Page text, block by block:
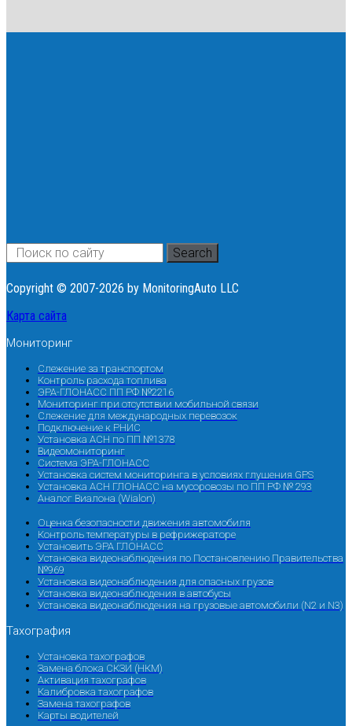
Search
Copyright © 2007-2026 by MonitoringAuto LLC
Карта сайта
Мониторинг
Слежение за транспортом
Контроль расхода топлива
ЭРА-ГЛОНАСС ПП РФ №2216
Мониторинг при отсутствии мобильной связи
Слежение для международных перевозок
Подключение к РНИС
Установка АСН по ПП №1378
Видеомониторинг
Система ЭРА-ГЛОНАСС
Установка систем мониторинга в условиях глушения GPS
Установка АСН ГЛОНАСС на мусоровозы по ПП РФ № 293
Аналог Виалона (Wialon)
Оценка безопасности движения автомобиля
Контроль температуры в рефрижераторе
Установить ЭРА ГЛОНАСС
Установка видеонаблюдения по Постановлению Правительства
№969
Установка видеонаблюдения для опасных грузов
Установка видеонаблюдения в автобусы
Установка видеонаблюдения на грузовые автомобили (N2 и N3)
Тахография
Установка тахографов
Замена блока СКЗИ (НКМ)
Активация тахографов
Калибровка тахографов
Замена тахографов
Карты водителей